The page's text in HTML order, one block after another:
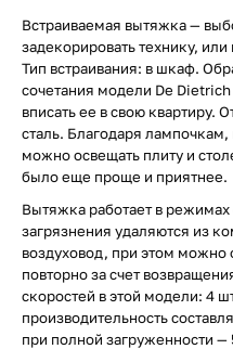
Встраиваемая вытяжка —
задекорировать технику,
Тип встраивания: в шкаф.
сочетания модели De
вписать ее в свою квартиру.
сталь. Благодаря
можно освещать плиту и
было еще проще и приятнее.
Вытяжка работает в
загрязнения удаляются из
воздуховод, при этом можно
повторно за счет
скоростей в этой модели: 4
производительность
при полной загруженности —